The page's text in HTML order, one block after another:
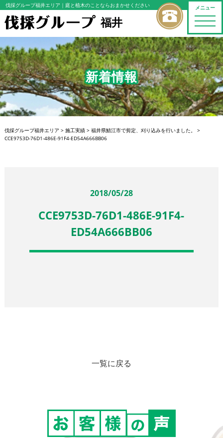
メニュー
toggle
伐採グループ福井エリア ｜庭と植木のことならおまかせください
福井
新着情報
伐採グループ福井エリア > 施工実績> 福井県鯖江市で剪定、刈り込みを行いました。
>
CCE9753D-76D1-486E-91F4-ED54A666BB06
2018/05/28
CCE9753D-76D1-486E-91F4-
ED54A666BB06
一覧に戻る